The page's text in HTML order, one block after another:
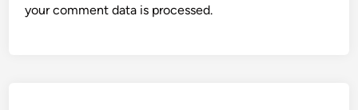
your comment data is processed.